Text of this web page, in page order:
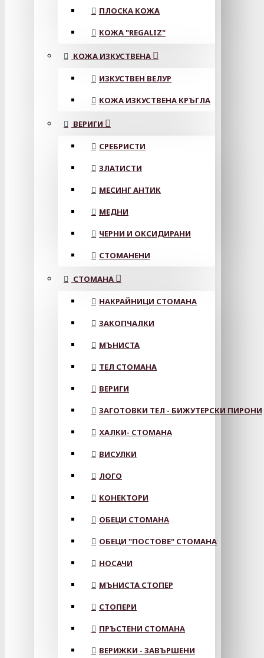
ПЛОСКА КОЖА
КОЖА "REGALIZ"
КОЖА ИЗКУСТВЕНА
ИЗКУСТВЕН ВЕЛУР
КОЖА ИЗКУСТВЕНА КРЪГЛА
ВЕРИГИ
СРЕБРИСТИ
ЗЛАТИСТИ
МЕСИНГ АНТИК
МЕДНИ
ЧЕРНИ И ОКСИДИРАНИ
СТОМАНЕНИ
СТОМАНА
НАКРАЙНИЦИ СТОМАНА
ЗАКОПЧАЛКИ
МЪНИСТА
ТЕЛ СТОМАНА
ВЕРИГИ
ЗАГОТОВКИ ТЕЛ - БИЖУТЕРСКИ ПИРОНИ
ХАЛКИ- СТОМАНА
ВИСУЛКИ
ЛОГО
КОНЕКТОРИ
ОБЕЦИ СТОМАНА
ОБЕЦИ "ПОСТОВЕ" СТОМАНА
НОСАЧИ
МЪНИСТА СТОПЕР
СТОПЕРИ
ПРЪСТЕНИ СТОМАНА
ВЕРИЖКИ - ЗАВЪРШЕНИ